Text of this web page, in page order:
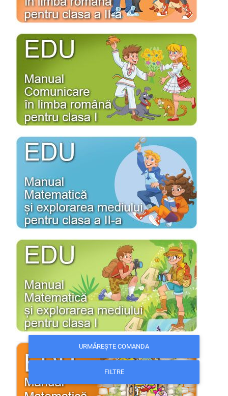
URMĂREȘTE COMANDA
FILTRE